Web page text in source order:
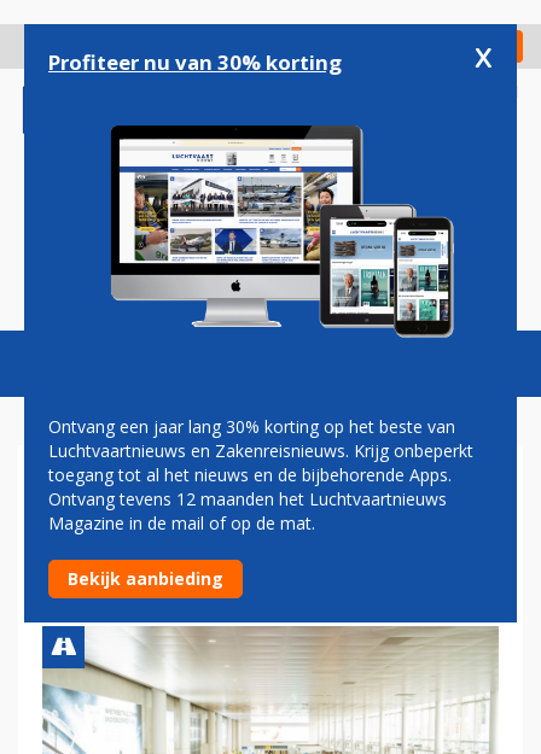
gaan
Check in
Magazine Podcasts Vacatures
VLIEGVERKEER BELGIË LIGT
STIL DOOR WILDE STAKING
LUCHTVERKEERSLEIDERS
Profiteer nu van 30% korting x
Ontvang een jaar lang 30% korting op het beste van
Luchtvaartnieuws en Zakenreisnieuws. Krijg onbeperkt
toegang tot al het nieuws en de bijbehorende Apps.
Ontvang tevens 12 maanden het Luchtvaartnieuws
Magazine in de mail of op de mat.
Bekijk aanbieding